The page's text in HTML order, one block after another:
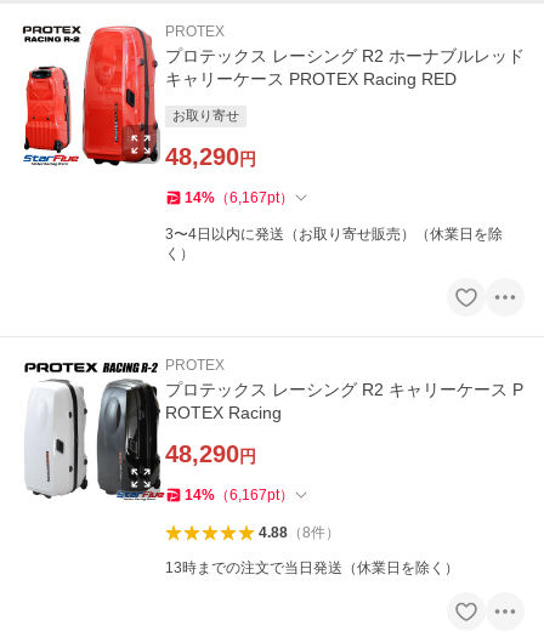
PROTEX
プロテックス レーシング R2 ホーナブルレッド
キャリーケース PROTEX Racing RED
お取り寄せ
48,290円
14% （6,167pt）
3〜4日以内に発送（お取り寄せ販売）（休業日を除
く）
PROTEX
プロテックス レーシング R2 キャリーケース P
ROTEX Racing
48,290円
14% （6,167pt）
4.88（8件）
13時までの注文で当日発送（休業日を除く）